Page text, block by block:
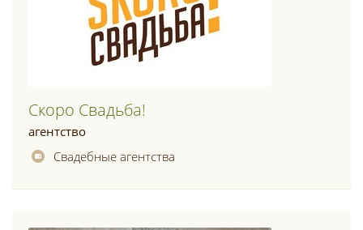
Скоро Свадьба!
агентство
Свадебные агентства